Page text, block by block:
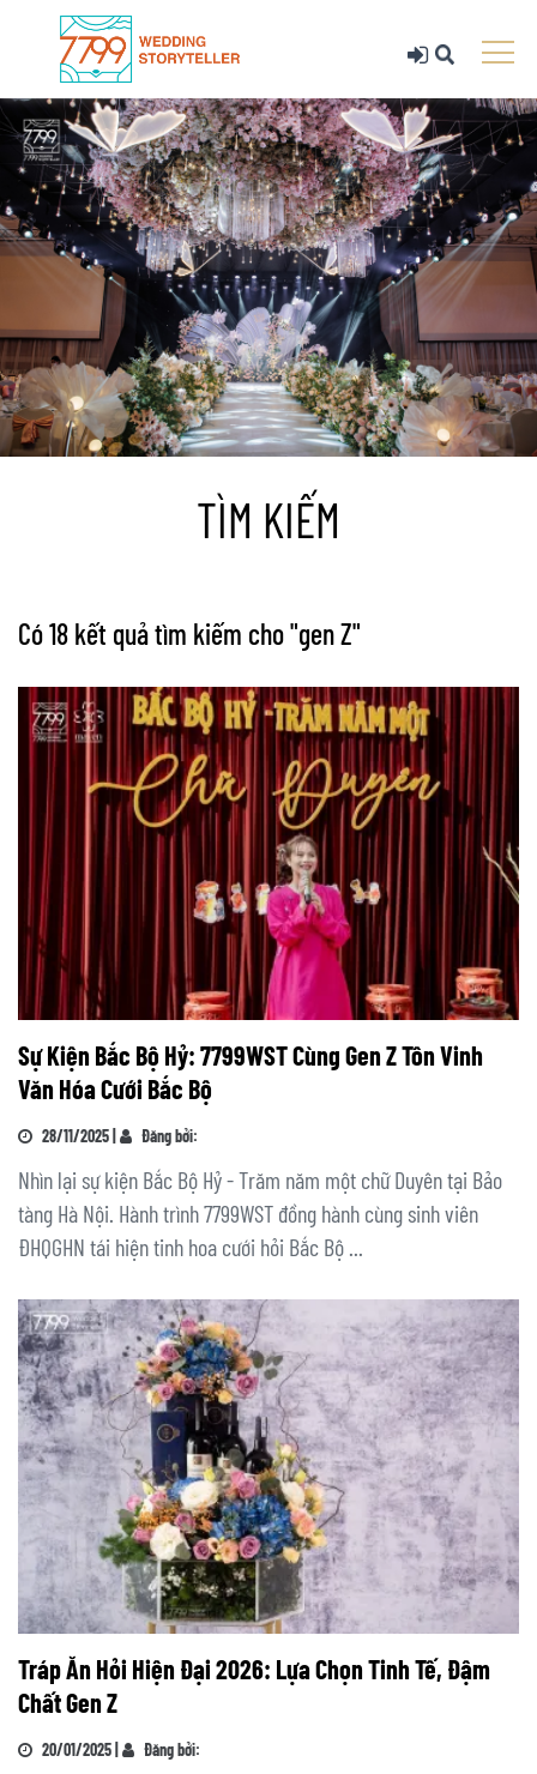
TÌM KIẾM
Có 18 kết quả tìm kiếm cho "gen Z"
Sự Kiện Bắc Bộ Hỷ: 7799WST Cùng Gen Z Tôn Vinh
Văn Hóa Cưới Bắc Bộ
28/11/2025 | Đăng bởi:
Nhìn lại sự kiện Bắc Bộ Hỷ - Trăm năm một chữ Duyên tại Bảo
tàng Hà Nội. Hành trình 7799WST đồng hành cùng sinh viên
ĐHQGHN tái hiện tinh hoa cưới hỏi Bắc Bộ ...
Tráp Ăn Hỏi Hiện Đại 2026: Lựa Chọn Tinh Tế, Đậm
Chất Gen Z
20/01/2025 | Đăng bởi: